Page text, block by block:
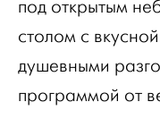
под открытым
столом с
душевными
программой от